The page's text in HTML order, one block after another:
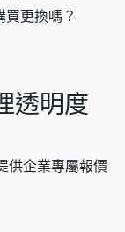
更換嗎？
透明度
供企業專屬報價